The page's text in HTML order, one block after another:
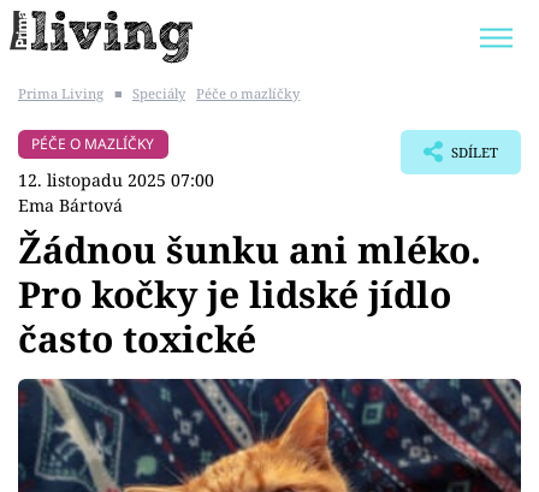
BYDLENÍ SLAVNÝCH
Témata
Bydlení
Zahrada
Design
Prima Living ■ Speciály Péče o mazlíčky
PÉČE O MAZLÍČKY
12. listopadu 2025 07:00
Ema Bártová
SDÍLET
Žádnou šunku ani mléko.
Pro kočky je lidské jídlo
často toxické